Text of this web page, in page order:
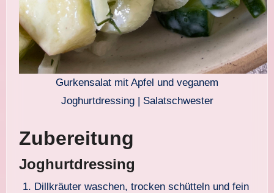
Gurkensalat mit Apfel und veganem
Joghurtdressing | Salatschwester
Zubereitung
Joghurtdressing
Dillkräuter waschen, trocken schütteln und fein